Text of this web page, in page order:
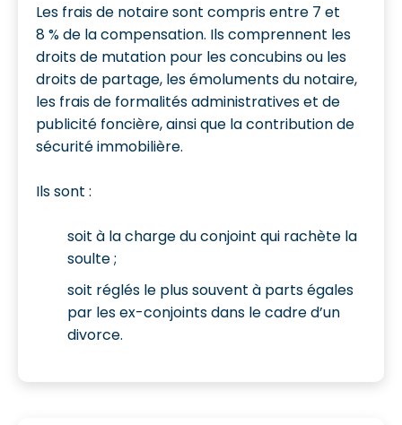
Les frais de notaire sont compris entre 7 et
8 % de la compensation. Ils comprennent les
droits de mutation pour les concubins ou les
droits de partage, les émoluments du notaire,
les frais de formalités administratives et de
publicité foncière, ainsi que la contribution de
sécurité immobilière.
Ils sont :
soit à la charge du conjoint qui rachète la
soulte ;
soit réglés le plus souvent à parts égales
par les ex-conjoints dans le cadre d’un
divorce.